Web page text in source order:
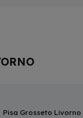
Pisa Grosseto Livorno